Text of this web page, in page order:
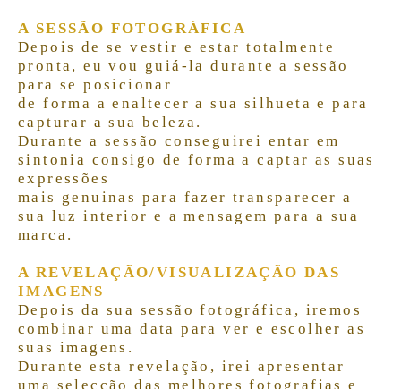
A SESSÃO FOTOGRÁFICA
Depois de se vestir e estar totalmente
pronta, eu vou guiá-la durante a sessão
para se posicionar
de forma a enaltecer a sua silhueta e para
capturar a sua beleza.
Durante a sessão conseguirei entar em
sintonia consigo de forma a captar as suas
expressões
mais genuinas para fazer transparecer a
sua luz interior e a mensagem para a sua
marca.
A REVELAÇÃO/VISUALIZAÇÃO DAS
IMAGENS
Depois da sua sessão fotográfica, iremos
combinar uma data para ver e escolher as
suas imagens.
Durante esta revelação, irei apresentar
uma selecção das melhores fotografias e